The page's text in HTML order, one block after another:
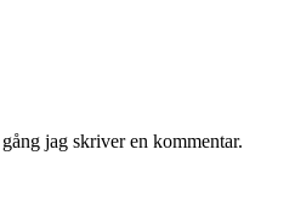
jag skriver en kommentar.